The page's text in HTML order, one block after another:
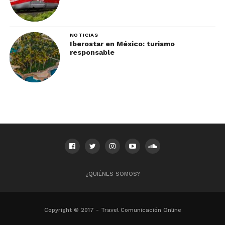
NOTICIAS
Iberostar en México: turismo
responsable
¿QUIÉNES SOMOS?
Copyright © 2017 - Travel Comunicación Online